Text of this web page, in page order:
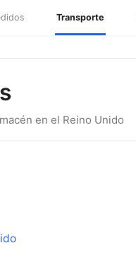
Transporte
en el Reino Unido